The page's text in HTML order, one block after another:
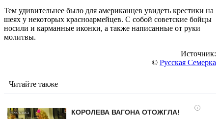
Тем удивительнее было для американцев увидеть крестики на
шеях у некоторых красноармейцев. С собой советские бойцы
носили и карманные иконки, а также написанные от руки
молитвы.
Источник:
© Русская Семерка
Читайте также
i
КОРОЛЕВА ВАГОНА ОТОЖГЛА!